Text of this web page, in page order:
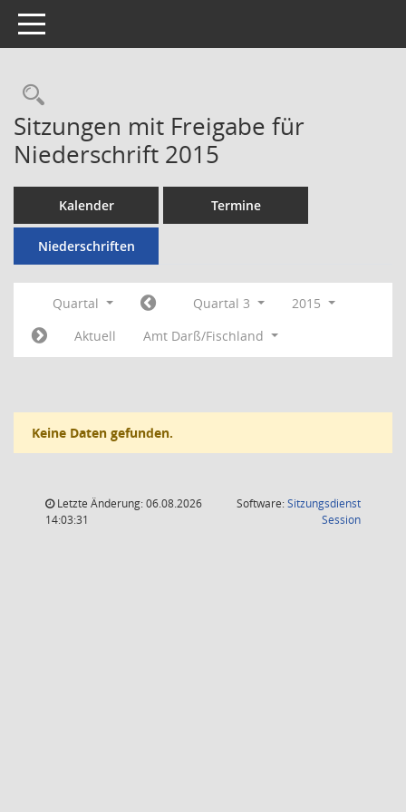
Toggle navigation
Rechercheauswahl
Sitzungen mit Freigabe für
Niederschrift 2015
Kalender Termine
Niederschriften
Quartal Quartal 3
2015
Aktuell
Amt Darß/Fischland
Keine Daten gefunden.
Letzte Änderung: 06.08.2026
14:03:31
Software:Sitzungsdienst
Session(Wird in